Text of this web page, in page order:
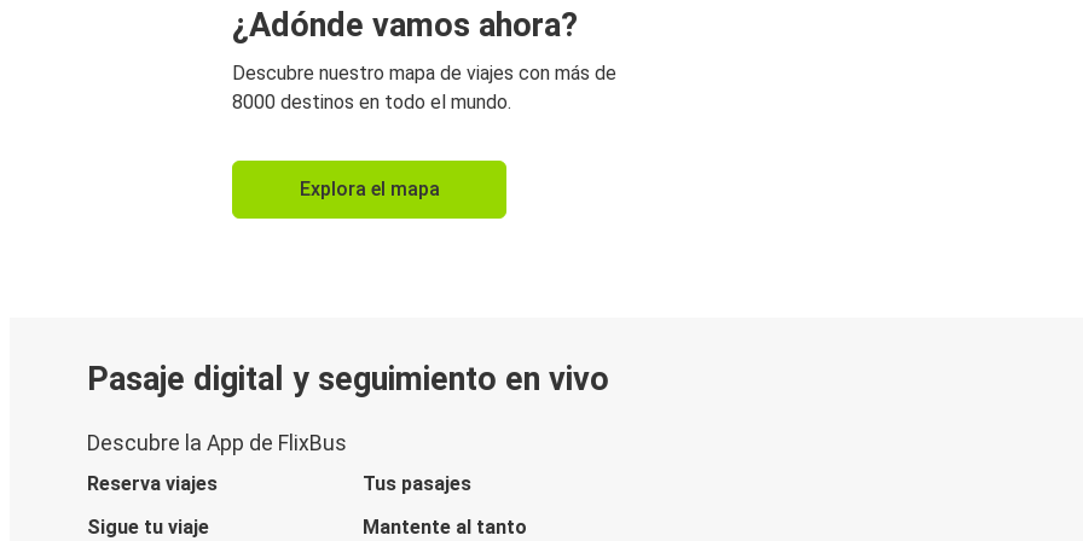
¿Adónde vamos ahora?
Descubre nuestro mapa de viajes con más de
8000 destinos en todo el mundo.
Explora el mapa
Pasaje digital y seguimiento en vivo
Descubre la App de FlixBus
Reserva viajes
Tus pasajes
Sigue tu viaje
Mantente al tanto